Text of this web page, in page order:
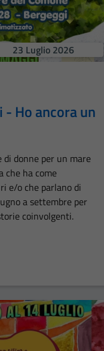
23 Luglio 2026
Ho ancora un
di donne per un mare
che ha come
e/o che parlano di
a settembre per
coinvolgenti.